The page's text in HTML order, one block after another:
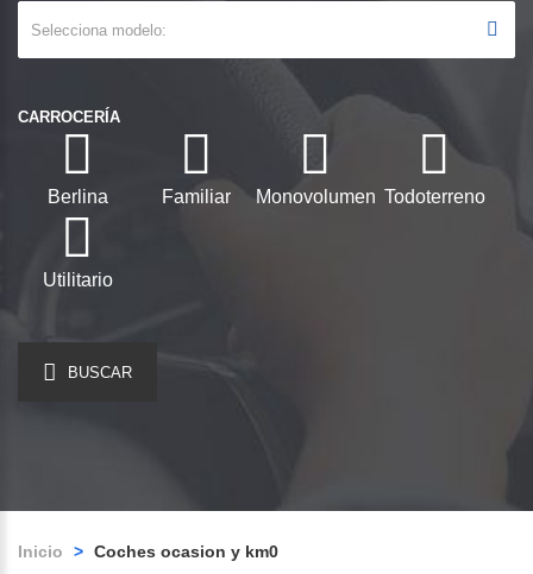
Selecciona modelo
CARROCERÍA
Berlina Familiar Monovolumen Todoterreno
Utilitario
BUSCAR
Inicio > Coches ocasion y km0